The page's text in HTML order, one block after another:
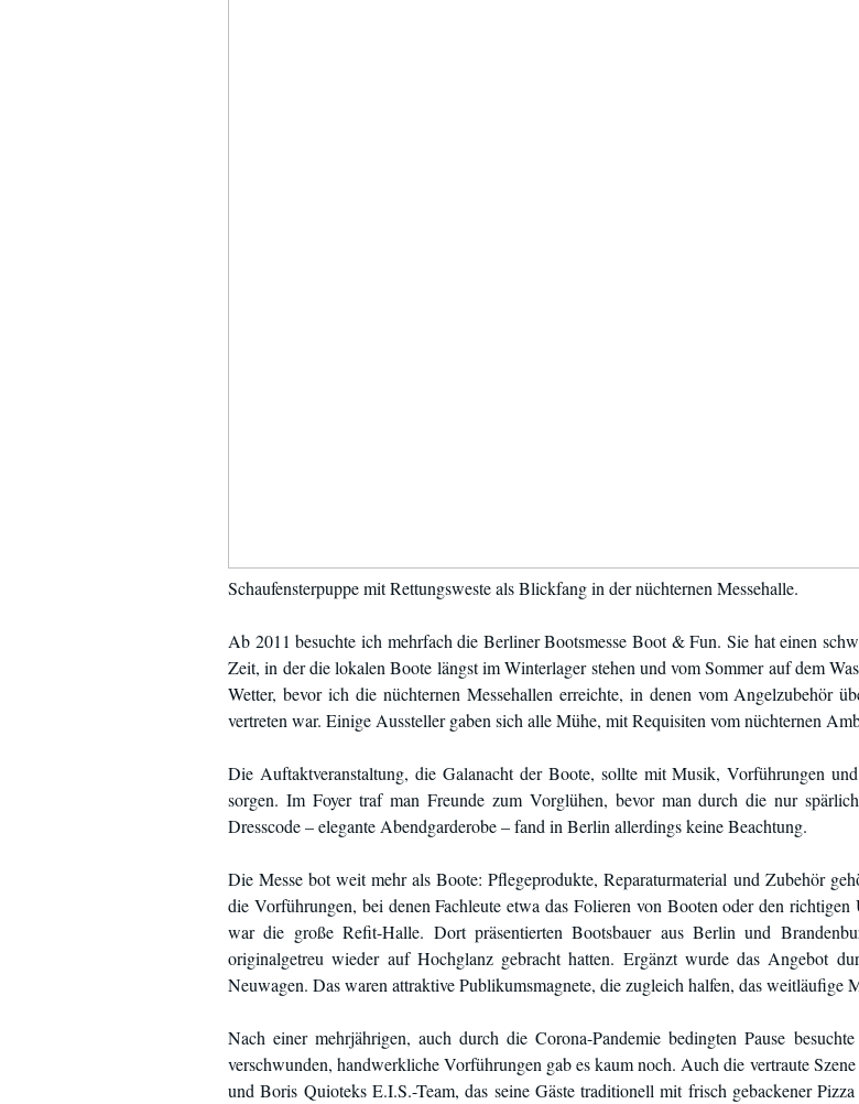
Schaufensterpuppe mit Rettungsweste als Blickfang in der nüchternen Messehalle.
Ab 2011 besuchte ich mehrfach die Berliner Bootsmesse Boot & Fun. Sie hat einen
Zeit, in der die lokalen Boote längst im Winterlager stehen und vom Sommer auf dem
Wetter, bevor ich die nüchternen Messehallen erreichte, in denen vom Angelzubehör
vertreten war. Einige Aussteller gaben sich alle Mühe, mit Requisiten vom nüchternen
Die Auftaktveranstaltung, die Galanacht der Boote, sollte mit Musik, Vorführungen
sorgen. Im Foyer traf man Freunde zum Vorglühen, bevor man durch die nur
Dresscode – elegante Abendgarderobe – fand in Berlin allerdings keine Beachtung.
Die Messe bot weit mehr als Boote: Pflegeprodukte, Reparaturmaterial und Zubehör
die Vorführungen, bei denen Fachleute etwa das Folieren von Booten oder den
war die große Refit-Halle. Dort präsentierten Bootsbauer aus Berlin und
originalgetreu wieder auf Hochglanz gebracht hatten. Ergänzt wurde das Angebot
Neuwagen. Das waren attraktive Publikumsmagnete, die zugleich halfen, das weitläufige
Nach einer mehrjährigen, auch durch die Corona-Pandemie bedingten Pause
verschwunden, handwerkliche Vorführungen gab es kaum noch. Auch die vertraute
und Boris Quioteks E.I.S.-Team, das seine Gäste traditionell mit frisch gebackener